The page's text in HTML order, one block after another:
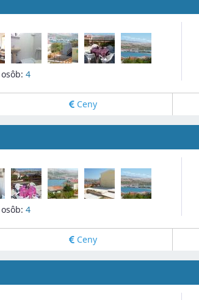
4
Ceny
4
Ceny